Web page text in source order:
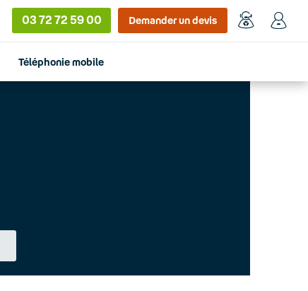
03 72 72 59 00 Demander un devis
Téléphonie mobile